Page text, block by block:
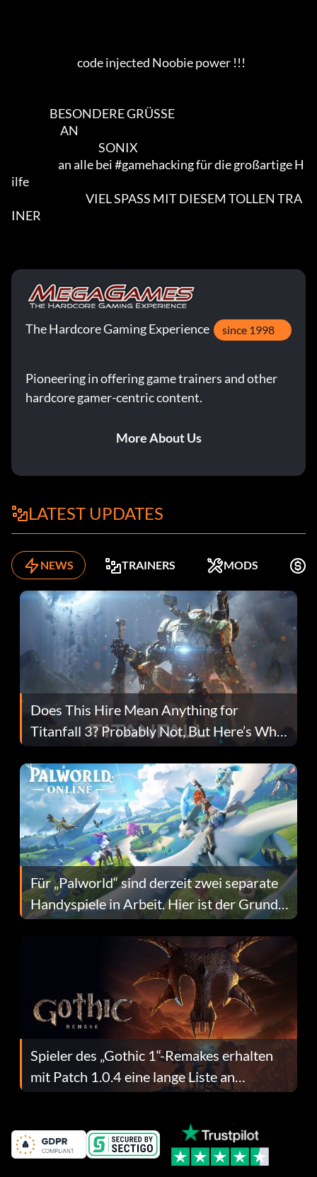
ilfe
INER
The Hardcore Gaming Experience since 1998
Pioneering in offering game trainers and other
hardcore gamer-centric content.
More About Us
LATEST UPDATES
NEWS TRAINERS MODS
Does This Hire Mean Anything for
Titanfall 3? Probably Not, But Here’s Why
Fans Are Hopeful
Für „Palworld“ sind derzeit zwei separate
Handyspiele in Arbeit. Hier ist der Grund
dafür.
Spieler des „Gothic 1“-Remakes erhalten
mit Patch 1.0.4 eine lange Liste an
Fehlerbehebungen